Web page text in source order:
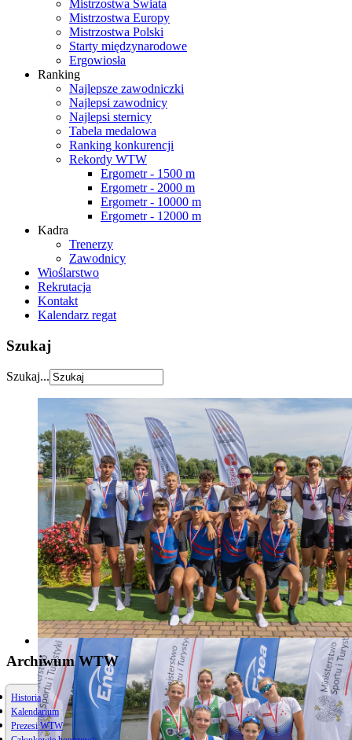
Mistrzostwa Świata
Mistrzostwa Europy
Mistrzostwa Polski
Starty międzynarodowe
Ergowiosła
Ranking
Najlepsze zawodniczki
Najlepsi zawodnicy
Najlepsi sternicy
Tabela medalowa
Ranking konkurencji
Rekordy WTW
Ergometr - 1500 m
Ergometr - 2000 m
Ergometr - 10000 m
Ergometr - 12000 m
Kadra
Trenerzy
Zawodnicy
Wioślarstwo
Rekrutacja
Kontakt
Kalendarz regat
Szukaj
Szukaj...
Archiwum WTW
Historia
Kalendarium
Prezesi WTW